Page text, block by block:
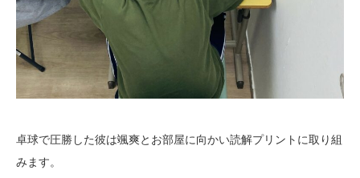
卓球で圧勝した彼は颯爽とお部屋に向かい読解プリントに取り組
みます。